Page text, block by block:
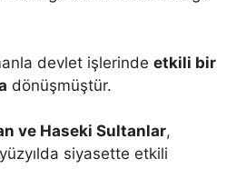
devlet işlerinde etkili bir
dönüşmüştür.
ve Haseki Sultanlar,
siyasette etkili